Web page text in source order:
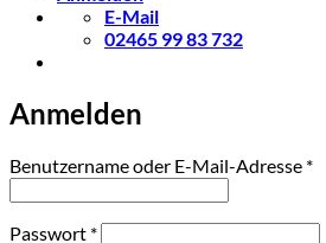
E-Mail
02465 99 83 732
Anmelden
Benutzername oder E-Mail-Adresse *
Passwort *Erforderlich